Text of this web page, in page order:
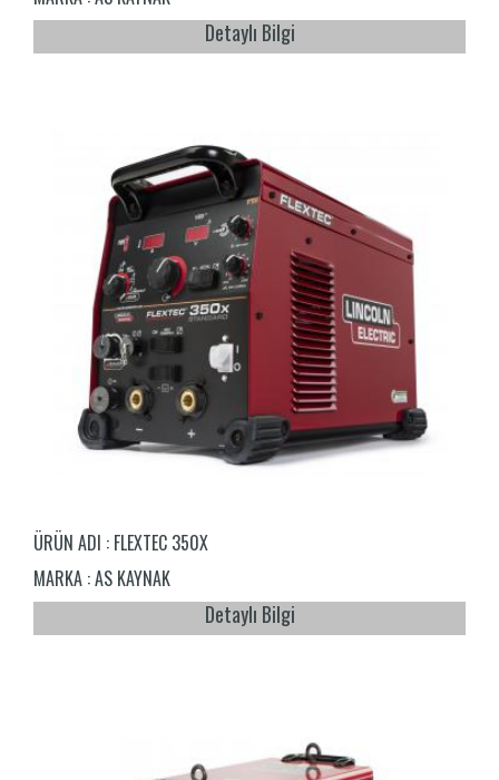
Detaylı Bilgi
ÜRÜN ADI : FLEXTEC 350X
MARKA :AS KAYNAK
Detaylı Bilgi